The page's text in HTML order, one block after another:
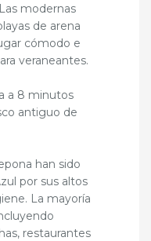
modernas
de arena
cómodo e
veraneantes.
a 8 minutos
antiguo de
han sido
por sus altos
La mayoría
restaurantes